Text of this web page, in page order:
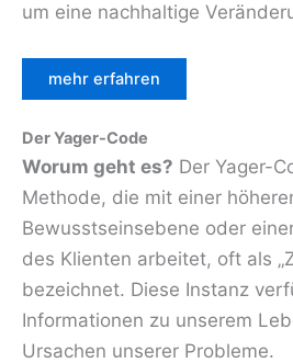
um eine nachhaltige
mehr erfahren
Der Yager-Code
Worum geht es? Der Yager-
Methode, die mit einer
Bewusstseinsebene oder
des Klienten arbeitet, oft als
bezeichnet. Diese Instanz
Informationen zu unserem
Ursachen unserer Probleme.